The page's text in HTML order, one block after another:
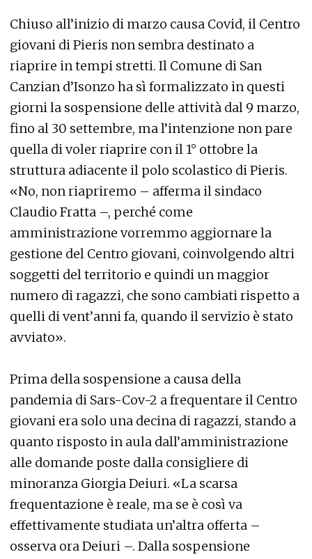
Chiuso all’inizio di marzo causa Covid, il Centro
giovani di Pieris non sembra destinato a
riaprire in tempi stretti. Il Comune di San
Canzian d’Isonzo ha sì formalizzato in questi
giorni la sospensione delle attività dal 9 marzo,
fino al 30 settembre, ma l’intenzione non pare
quella di voler riaprire con il 1° ottobre la
struttura adiacente il polo scolastico di Pieris.
«No, non riapriremo – afferma il sindaco
Claudio Fratta –, perché come
amministrazione vorremmo aggiornare la
gestione del Centro giovani, coinvolgendo altri
soggetti del territorio e quindi un maggior
numero di ragazzi, che sono cambiati rispetto a
quelli di vent’anni fa, quando il servizio è stato
avviato».
Prima della sospensione a causa della
pandemia di Sars-Cov-2 a frequentare il Centro
giovani era solo una decina di ragazzi, stando a
quanto risposto in aula dall’amministrazione
alle domande poste dalla consigliere di
minoranza Giorgia Deiuri. «La scarsa
frequentazione è reale, ma se è così va
effettivamente studiata un’altra offerta –
osserva ora Deiuri –. Dalla sospensione